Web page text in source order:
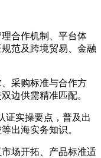
合作机制、平台体
范及跨境贸易、金融
采购标准与合作方
边供需精准匹配。
证实操要点，普及出
出海实务知识。
场开拓、产品标准适